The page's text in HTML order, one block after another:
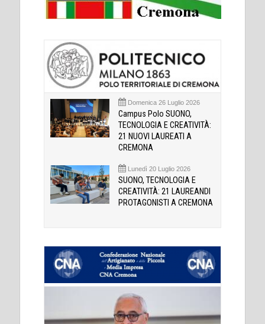
Domenica 26 Luglio 2026
Campus Polo SUONO,
TECNOLOGIA E CREATIVITÀ:
21 NUOVI LAUREATI A
CREMONA
Lunedì 20 Luglio 2026
SUONO, TECNOLOGIA E
CREATIVITÀ: 21 LAUREANDI
PROTAGONISTI A CREMONA